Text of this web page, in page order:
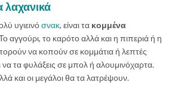
λαχανικά
υγιεινόσνακ, είναι τα κομμένα
αγγούρι, το καρότο αλλά και η πιπεριά ή η
να κοπούν σε κομμάτια ή λεπτές
να τα φυλάξεις σε μπολ ή αλουμινόχαρτα.
και οι μεγάλοι θα τα λατρέψουν.